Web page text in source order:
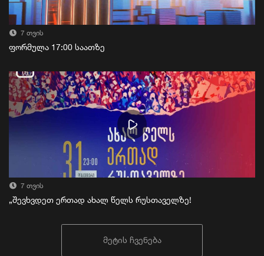
7 თვის
ფორმულა 17:00 საათზე
7 თვის
„შევხვდეთ ერთად ახალ წელს რუსთაველზე!
მეტის ჩვენება